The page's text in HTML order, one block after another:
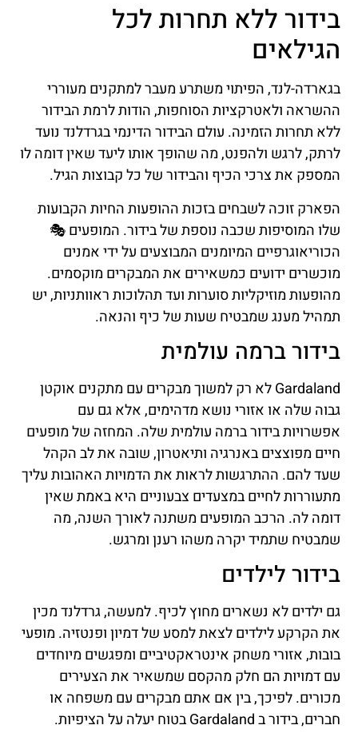
בידור ללא תחרות לכל
הגילאים
בגארדה-לנד, הפיתוי משתרע מעבר למתקנים מעוררי
ההשראה ולאטרקציות הסוחפות, הודות לרמת הבידור
ללא תחרות הזמינה. עולם הבידור הדינמי בגרדלנד נועד
לרתק, לרגש ולהפנט, מה שהופך אותו ליעד שאין דומה לו
המספק את צרכי הכיף והבידור של כל קבוצות הגיל.
הפארק זוכה לשבחים בזכות ההופעות החיות הקבועות
שלו המוסיפות שכבה נוספת של בידור. המופעים 🎭
הכוריאוגרפיים המיומנים המבוצעים על ידי אמנים
מוכשרים ידועים כמשאירים את המבקרים מוקסמים.
מהופעות מוזיקליות סוערות ועד תהלוכות ראוותניות, יש
תמהיל מענג שמבטיח שעות של כיף והנאה.
בידור ברמה עולמית
Gardaland לא רק למשוך מבקרים עם מתקנים אוקטן
גבוה שלה או אזורי נושא מדהימים, אלא גם עם
אפשרויות בידור ברמה עולמית שלה. המחזה של מופעים
חיים מפוצצים באנרגיה ותיאטרון, שובה את לב הקהל
שעד להם. ההתרגשות לראות את הדמויות האהובות עליך
מתעוררות לחיים במצעדים צבעוניים היא באמת שאין
דומה לה. הרכב המופעים משתנה לאורך השנה, מה
שמבטיח שתמיד יקרה משהו רענן ומרגש.
בידור לילדים
גם ילדים לא נשארים מחוץ לכיף. למעשה, גרדלנד מכין
את הקרקע לילדים לצאת למסע של דמיון ופנטזיה. מופעי
בובות, אזורי משחק אינטראקטיביים ומפגשים מיוחדים
עם דמויות הם חלק מהקסם שמשאיר את הצעירים
מכורים. לפיכך, בין אם אתם מבקרים עם משפחה או
חברים, בידור ב Gardaland בטוח יעלה על הציפיות.